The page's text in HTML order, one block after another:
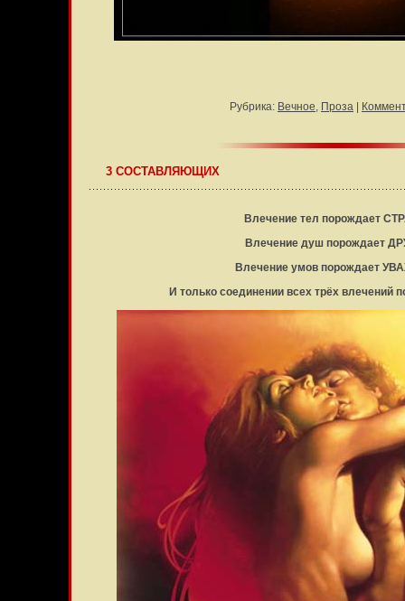
Рубрика: Вечное, Проза
3 СОСТАВЛЯЮЩИХ
Влечение тел порождает
Влечение душ порождает
Влечение умов порождает
И только соединении всех трёх